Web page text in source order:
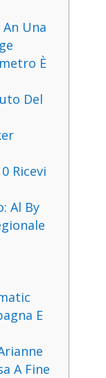
Una
È
Del
Ricevi
Al By
E
A Fine